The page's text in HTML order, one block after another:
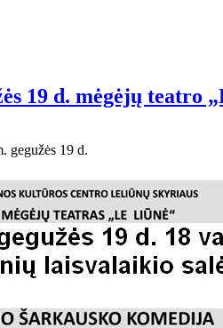
19 d. mėgėjų
gegužės 19 d.